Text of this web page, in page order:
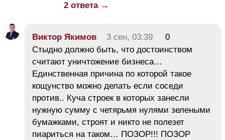
2 ответа →
Виктор Якимов 3 сен, 03:39
0
Стыдно должно быть, что достоинством
считают уничтожение бизнеса…
Единственная причина по которой такое
кощунство можно делать если соседи
против.. Куча строек в которых занесли
нужную сумму с четярьмя нулями зелеными
бумажками, строят и никто не полезет
пиариться на таком… ПОЗОР!!! ПОЗОР